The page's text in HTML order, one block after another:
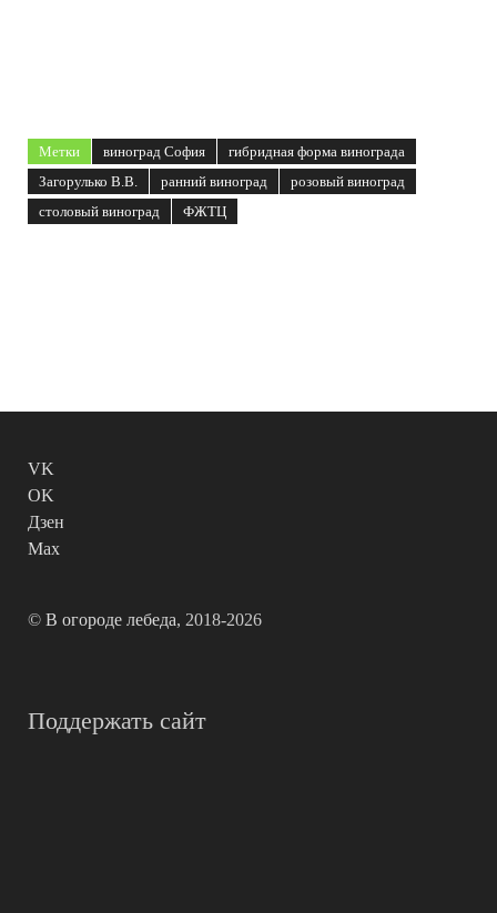
Метки виноград София
гибридная форма винограда
Загорулько В.В.
ранний виноград
розовый виноград
столовый виноград
ФЖТЦ
VK
OK
Дзен
Max
© В огороде лебеда, 2018-2026
Поддержать сайт